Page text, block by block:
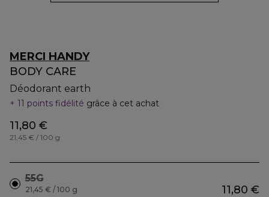
MERCI HANDY
BODY CARE
Déodorant earth
11 points fidélité grâce à cet achat
11,80 €
21,45 € / 100 g
55G
11,80 €
21,45 € / 100 g